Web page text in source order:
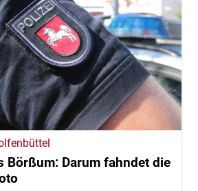
Börßum: Darum fahndet die